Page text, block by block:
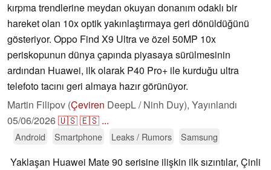
kırpma trendlerine meydan okuyan donanım odaklı bir
hareket olan 10x optik yakınlaştırmaya geri dönüldüğünü
gösteriyor. Oppo Find X9 Ultra ve özel 50MP 10x
periskopunun dünya çapında piyasaya sürülmesinin
ardından Huawei, ilk olarak P40 Pro+ ile kurduğu ultra
telefoto tacını geri almaya hazır görünüyor.
Martin Filipov (Çeviren DeepL / Ninh Duy), Yayınlandı
05/06/2026🇺🇸🇪🇸 ...
Android Smartphone Leaks / Rumors Samsung
Yaklaşan Huawei Mate 90 serisine ilişkin ilk sızıntılar, Çinli